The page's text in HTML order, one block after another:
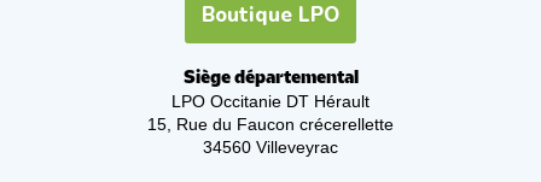
Boutique LPO
Siège départemental
LPO Occitanie DT Hérault
15, Rue du Faucon crécerellette
34560 Villeveyrac